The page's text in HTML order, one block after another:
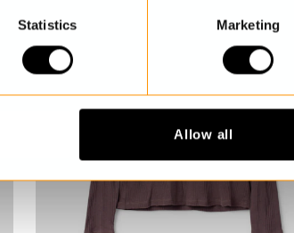
Statistics Marketing
Allow all